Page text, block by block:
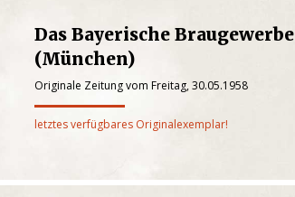
Das Bayerische Braugewerbe
(München)
Originale Zeitung vom Freitag, 30.05.1958
letztes verfügbares Originalexemplar!